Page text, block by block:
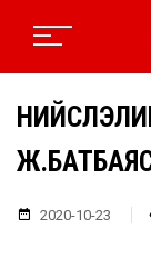
2020-10-23